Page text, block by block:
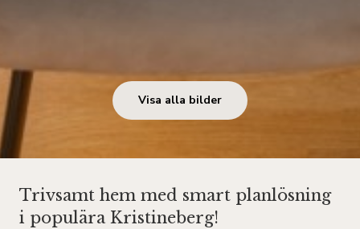
Visa alla bilder
Trivsamt hem med smart planlösning
i populära Kristineberg!